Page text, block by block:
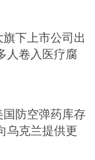
旗下上市公司出
人卷入医疗腐
防空弹药库存
乌克兰提供更